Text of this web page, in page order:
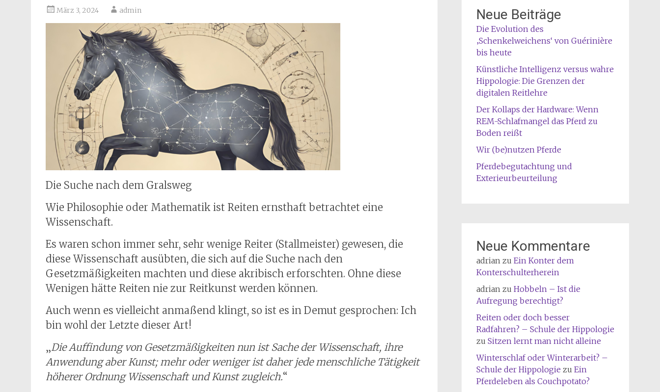
März 3, 2024 admin
Die Suche nach dem Gralsweg
Wie Philosophie oder Mathematik ist Reiten ernsthaft betrachtet eine
Wissenschaft.
Es waren schon immer sehr, sehr wenige Reiter (Stallmeister) gewesen, die
diese Wissenschaft ausübten, die sich auf die Suche nach den
Gesetzmäßigkeiten machten und diese akribisch erforschten. Ohne diese
Wenigen hätte Reiten nie zur Reitkunst werden können.
Auch wenn es vielleicht anmaßend klingt, so ist es in Demut gesprochen: Ich
bin wohl der Letzte dieser Art!
„Die Auffindung von Gesetzmäßigkeiten nun ist Sache der Wissenschaft, ihre
Anwendung aber Kunst; mehr oder weniger ist daher jede menschliche Tätigkeit
höherer Ordnung Wissenschaft und Kunst zugleich.“
Neue Beiträge
Die Evolution des
‚Schenkelweichens‘ von Guérinière
bis heute
Künstliche Intelligenz versus wahre
Hippologie: Die Grenzen der
digitalen Reitlehre
Der Kollaps der Hardware: Wenn
REM-Schlafmangel das Pferd zu
Boden reißt
Wir (be)nutzen Pferde
Pferdebegutachtung und
Exterieurbeurteilung
Neue Kommentare
adrian zu Ein Konter dem
Konterschulterherein
adrian zu Hobbeln – Ist die
Aufregung berechtigt?
Reiten oder doch besser
Radfahren? – Schule der Hippologie
zu Sitzen lernt man nicht alleine
Winterschlaf oder Winterarbeit? –
Schule der Hippologie zu Ein
Pferdeleben als Couchpotato?